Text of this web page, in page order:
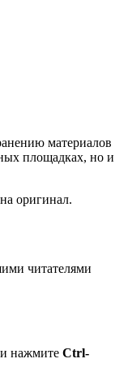
материалов
площадках, но и
оригинал.
читателями
и нажмите Ctrl-